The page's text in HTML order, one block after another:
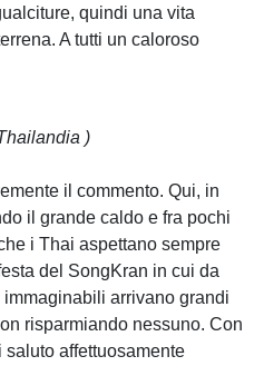
quindi una vita
A tutti un caloroso
)
il commento. Qui, in
il grande caldo e fra pochi
i Thai aspettano sempre
del SongKran in cui da
arrivano grandi
risparmiando nessuno. Con
affettuosamente